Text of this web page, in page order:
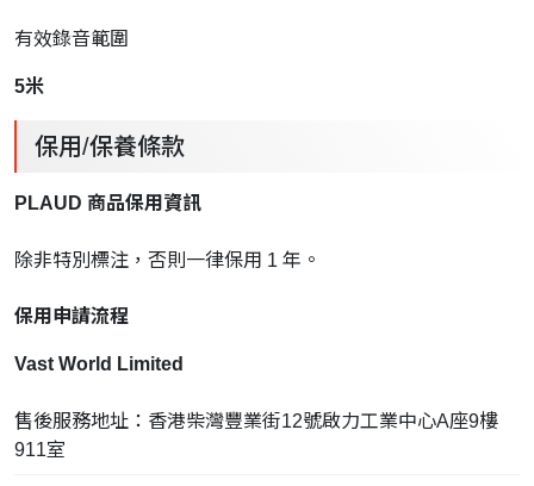
有效錄音範圍
5米
保用/保養條款
PLAUD 商品保用資訊
除非特別標注，否則一律保用 1 年。
保用申請流程
Vast World Limited
售後服務地址：香港柴灣豐業街12號啟力工業中心A座9樓
911室